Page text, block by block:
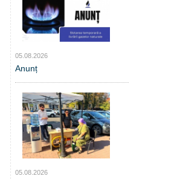
05.08.2026
Anunț
05.08.2026